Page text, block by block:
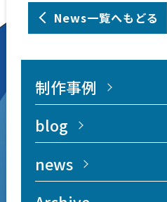
News一覧へもどる
制作事例
blog
news